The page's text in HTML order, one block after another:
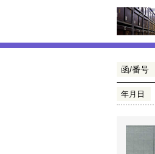
函/番号
年月日